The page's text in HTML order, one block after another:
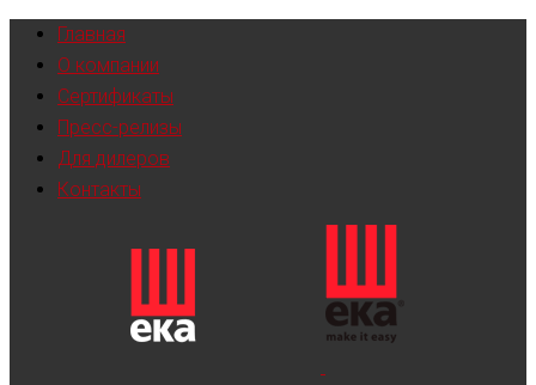
Главная
О компании
Сертификаты
Пресс-релизы
Для дилеров
Контакты